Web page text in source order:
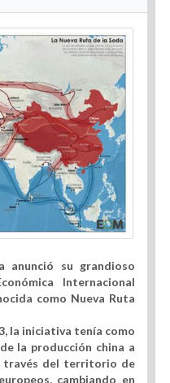
anunció su grandioso
Internacional
como Nueva Ruta
la iniciativa tenía como
la producción china a
través del territorio de
cambiando en